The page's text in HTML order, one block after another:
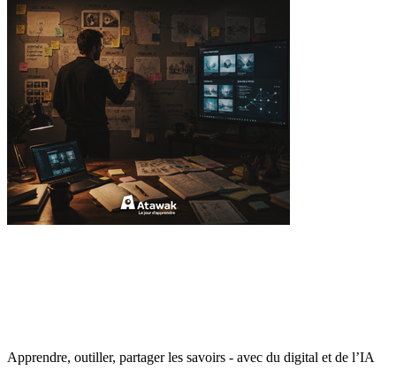
Apprendre, outiller, partager les savoirs - avec du digital et de l’IA